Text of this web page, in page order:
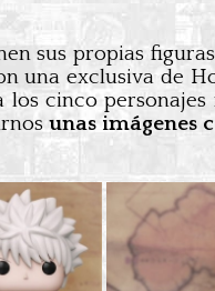
sus propias
una exclusiva de
cinco
unas imágenes